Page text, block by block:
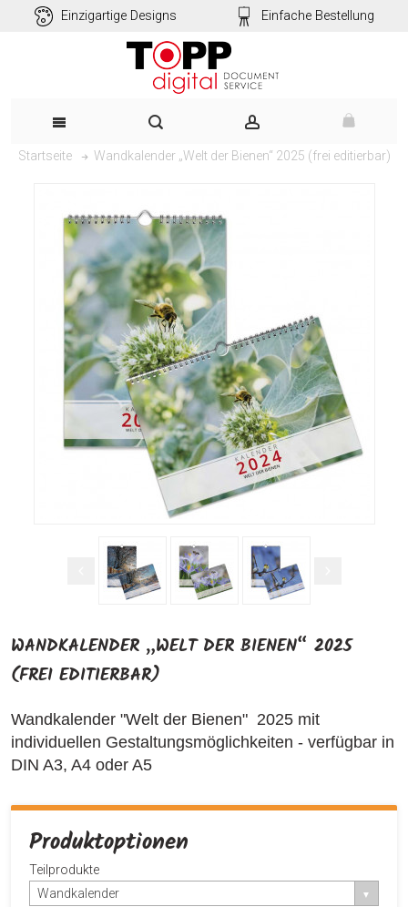
Einzigartige Designs Einfache Bestellung
Startseite Wandkalender „Welt der Bienen“ 2025 (frei editierbar)
WANDKALENDER „WELT DER BIENEN“ 2025
(FREI EDITIERBAR)
Wandkalender "Welt der Bienen" 2025 mit
individuellen Gestaltungsmöglichkeiten - verfügbar in
DIN A3, A4 oder A5
Produktoptionen
Teilprodukte
Wandkalender